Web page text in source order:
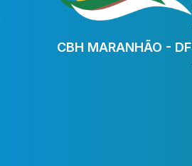
CBH MARANHÃO - DF